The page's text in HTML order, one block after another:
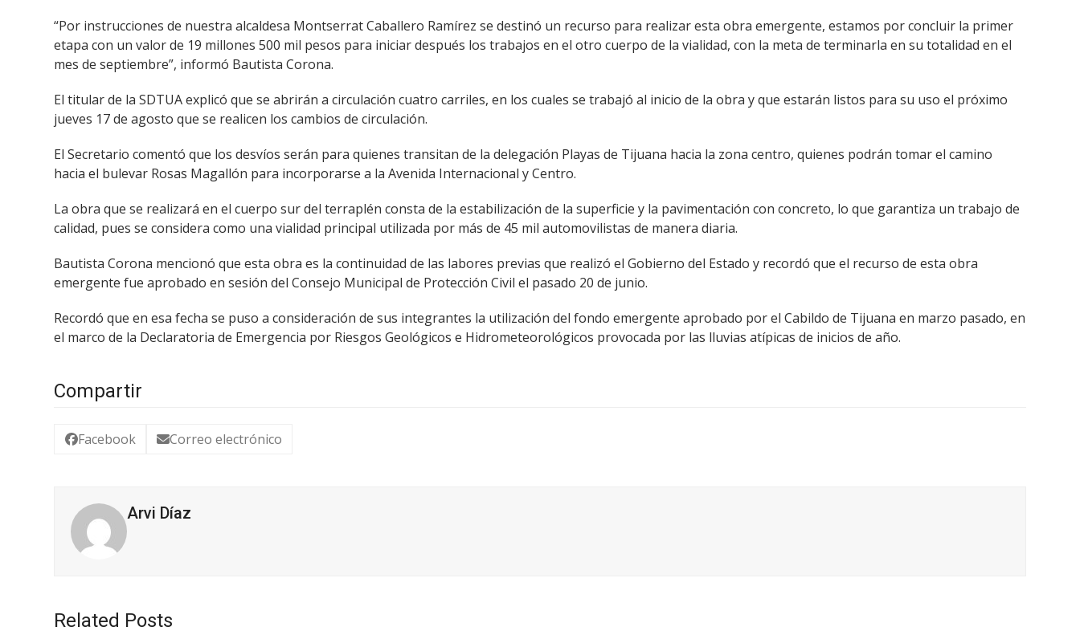
“Por instrucciones de nuestra alcaldesa Montserrat Caballero Ramírez se destinó un recurso para realizar esta obra emergente, estamos por concluir la primer
etapa con un valor de 19 millones 500 mil pesos para iniciar después los trabajos en el otro cuerpo de la vialidad, con la meta de terminarla en su totalidad en el
mes de septiembre”, informó Bautista Corona.
El titular de la SDTUA explicó que se abrirán a circulación cuatro carriles, en los cuales se trabajó al inicio de la obra y que estarán listos para su uso el próximo
jueves 17 de agosto que se realicen los cambios de circulación.
El Secretario comentó que los desvíos serán para quienes transitan de la delegación Playas de Tijuana hacia la zona centro, quienes podrán tomar el camino
hacia el bulevar Rosas Magallón para incorporarse a la Avenida Internacional y Centro.
La obra que se realizará en el cuerpo sur del terraplén consta de la estabilización de la superficie y la pavimentación con concreto, lo que garantiza un trabajo de
calidad, pues se considera como una vialidad principal utilizada por más de 45 mil automovilistas de manera diaria.
Bautista Corona mencionó que esta obra es la continuidad de las labores previas que realizó el Gobierno del Estado y recordó que el recurso de esta obra
emergente fue aprobado en sesión del Consejo Municipal de Protección Civil el pasado 20 de junio.
Recordó que en esa fecha se puso a consideración de sus integrantes la utilización del fondo emergente aprobado por el Cabildo de Tijuana en marzo pasado, en
el marco de la Declaratoria de Emergencia por Riesgos Geológicos e Hidrometeorológicos provocada por las lluvias atípicas de inicios de año.
Compartir
Facebook Correo electrónico
Arvi Díaz
Related Posts